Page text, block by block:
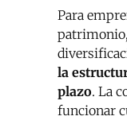
Para
la
plazo. La
funcionar